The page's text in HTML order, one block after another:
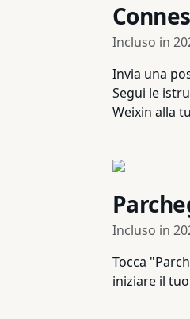
Incluso in
Invia una
Segui le
Weixin alla
Incluso in
Tocca
iniziare il